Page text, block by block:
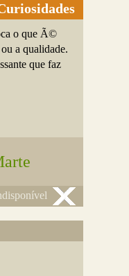
o que Ã©
a qualidade.
que faz